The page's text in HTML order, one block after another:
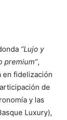
“Lujo y
premium”,
en fidelización
de
y las
Luxury),